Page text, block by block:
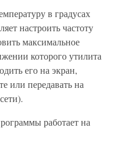
в градусах
настроить частоту
максимальное
которого утилита
его на экран,
или передавать на
работает на